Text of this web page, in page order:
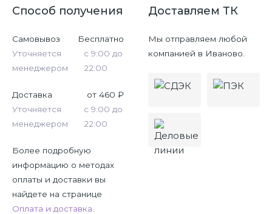
Способ получения
Самовывоз
Бесплатно
Уточняется
менеджером
с 9:00 до
22:00
Доставка
от 460 ₽
Уточняется
менеджером
с 9:00 до
22:00
Более подробную
информацию о методах
оплаты и доставки вы
найдете на странице
Оплата и доставка
Доставляем ТК
Мы отправляем любой
компанией в Иваново.